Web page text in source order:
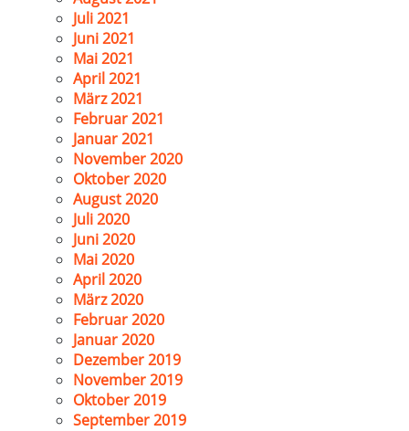
Juli 2021
Juni 2021
Mai 2021
April 2021
März 2021
Februar 2021
Januar 2021
November 2020
Oktober 2020
August 2020
Juli 2020
Juni 2020
Mai 2020
April 2020
März 2020
Februar 2020
Januar 2020
Dezember 2019
November 2019
Oktober 2019
September 2019